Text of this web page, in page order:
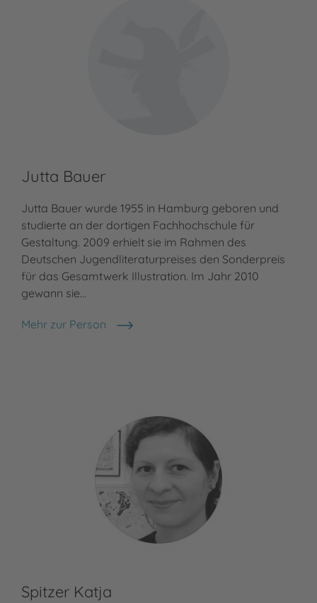
Jutta Bauer
Jutta Bauer wurde 1955 in Hamburg geboren und
studierte an der dortigen Fachhochschule für
Gestaltung. 2009 erhielt sie im Rahmen des
Deutschen Jugendliteraturpreises den Sonderpreis
für das Gesamtwerk Illustration. Im Jahr 2010
gewann sie…
Mehr zur Person
Jutta Bauer
Spitzer Katja